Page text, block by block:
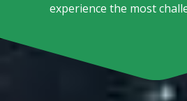
experience the most